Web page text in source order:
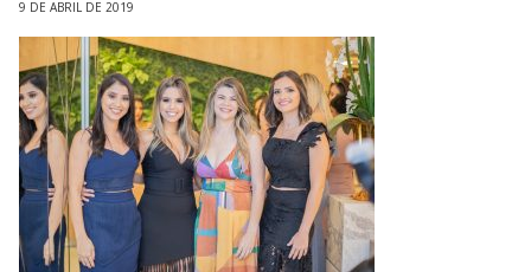
9 DE ABRIL DE 2019